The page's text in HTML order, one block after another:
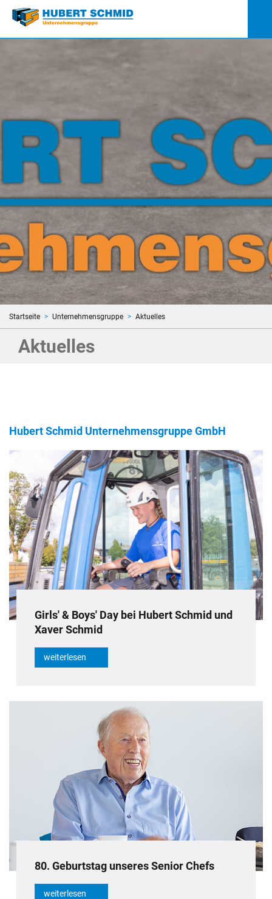
Startseite Unternehmensgruppe Aktuelles
Aktuelles
Hubert Schmid Unternehmensgruppe GmbH
Girls' & Boys' Day bei Hubert Schmid und
Xaver Schmid
weiterlesen
80. Geburtstag unseres Senior Chefs
weiterlesen